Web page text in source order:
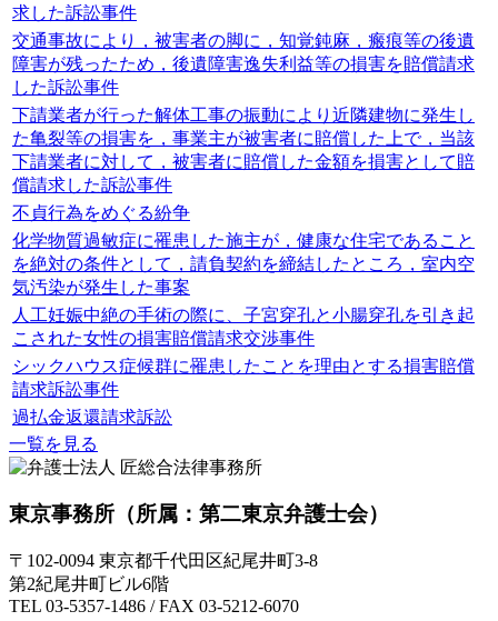
求した訴訟事件
交通事故により，被害者の脚に，知覚鈍麻，瘢痕等の後遺
障害が残ったため，後遺障害逸失利益等の損害を賠償請求
した訴訟事件
下請業者が行った解体工事の振動により近隣建物に発生し
た亀裂等の損害を，事業主が被害者に賠償した上で，当該
下請業者に対して，被害者に賠償した金額を損害として賠
償請求した訴訟事件
不貞行為をめぐる紛争
化学物質過敏症に罹患した施主が，健康な住宅であること
を絶対の条件として，請負契約を締結したところ，室内空
気汚染が発生した事案
人工妊娠中絶の手術の際に、子宮穿孔と小腸穿孔を引き起
こされた女性の損害賠償請求交渉事件
シックハウス症候群に罹患したことを理由とする損害賠償
請求訴訟事件
過払金返還請求訴訟
一覧を見る
東京事務所 （所属：第二東京弁護士会）
〒102-0094 東京都千代田区紀尾井町3-8
第2紀尾井町ビル6階
TEL 03-5357-1486 / FAX 03-5212-6070